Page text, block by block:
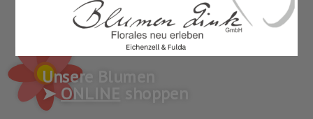
Unsere Blumen
➤ONLINE shoppen